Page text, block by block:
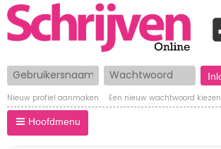
Gebruikersnaam Wachtwoord
Nieuw profiel aanmaken Een nieuw wachtwoord kiezen
Hoofdmenu